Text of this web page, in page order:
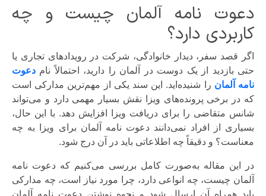
دعوت نامه آلمان چیست و چه
کاربردی دارد؟
اگر قصد سفر، دیدار خانوادگی، شرکت در رویدادهای تجاری یا
حتی بازدید از یک دوست در آلمان را دارید، احتمالاً نامدعوت
نامه آلمانرا شنیده‌اید. این سند یکی از مهم‌ترین مدارکی است
که در برخی پرونده‌های ویزا نقش بسیار مهمی دارد و می‌تواند
شانس متقاضی را برای دریافت ویزا افزایش دهد. با این حال،
بسیاری از افراد نمی‌دانند دعوت نامه آلمان برای ویزا به چه
معناست؟ و دقیقاً چه اطلاعاتی باید در آن درج شود.
در این مقاله به‌صورت کامل بررسی می‌کنیم که دعوت نامه
آلمان چیست، چه انواعی دارد، چرا مورد نیاز است، چه مدارکی
باید همراه آن ارسال شود و نحوه نوشتن دعوت نامه آلمان